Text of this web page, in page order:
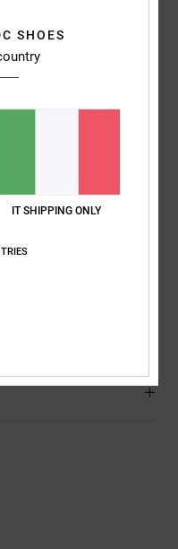
in cotone di peso medio,
rovescio semi-
e comoda
e sulla schiena
SHOES
IT SHIPPING ONLY